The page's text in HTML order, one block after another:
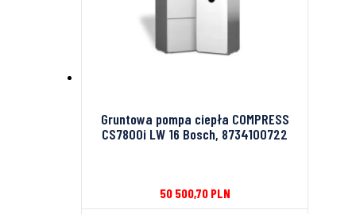
Gruntowa pompa ciepła COMPRESS
CS7800i LW 16 Bosch, 8734100722
50 500,70 PLN